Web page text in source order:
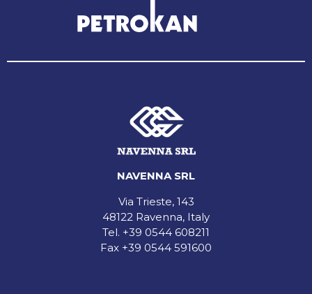
NAVENNA SRL
Via Trieste, 143
48122 Ravenna, Italy
Tel. +39 0544 608211
Fax +39 0544 591600